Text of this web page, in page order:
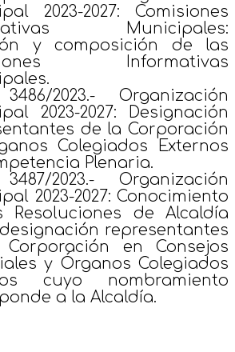
2023-2027: Comisiones
Municipales:
y composición de las
Informativas
2023.- Organización
2023-2027: Designación
de la Corporación
Colegiados Externos
Plenaria.
2023.- Organización
2023-2027: Conocimiento
Resoluciones de Alcaldía
representantes
en Consejos
y Órganos Colegiados
cuyo nombramiento
a la Alcaldía.